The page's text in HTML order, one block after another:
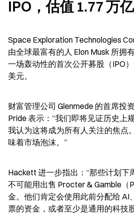
IPO，估值 1.77 万
Space Exploration Technologies
由全球最富有的人 Elon Musk 所拥
一场轰动性的首次公开募股（IPO
美元。
财富管理公司 Glenmede 的首席投
Pride 表示：“我们即将见证历史上
我认为这将成为所有人关注的焦点
味着市场泡沫。”
Hackett 进一步指出：“那些计划下
不可能用出售 Procter & Gamble（
金。他们肯定会使用此前分配给 AI
票的资金，或者至少是通用的科技